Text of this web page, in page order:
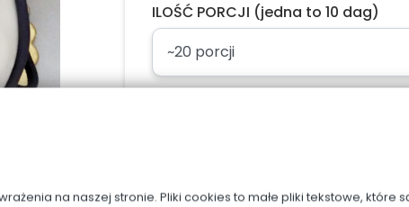
na naszej stronie. Pliki cookies to małe pliki tekstowe, które
ILOŚĆ PORCJI (jedna to 10 dag)